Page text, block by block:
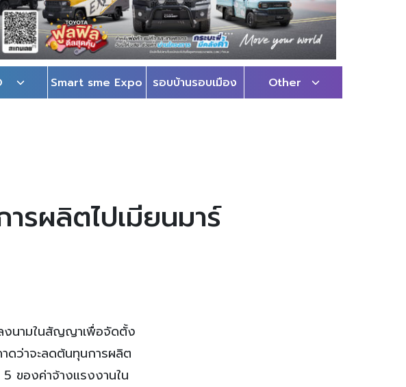
Smart sme Expo รอบบ้านรอบเมือง Other
รผลิตไปเมียนมาร์
งนามในสัญญาเพื่อจัดตั้ง
ดว่าจะลดต้นทุนการผลิต
ของค่าจ้างแรงงานใน